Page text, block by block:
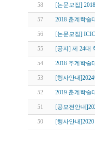
58 [논문모집]
57 2018 춘계학술
56 [논문모집]
55 [공지] 제 24대
54 2018 추계학술
53 [행사안내
52 2019 춘계학술
51 [공모전안내
50 [행사안내